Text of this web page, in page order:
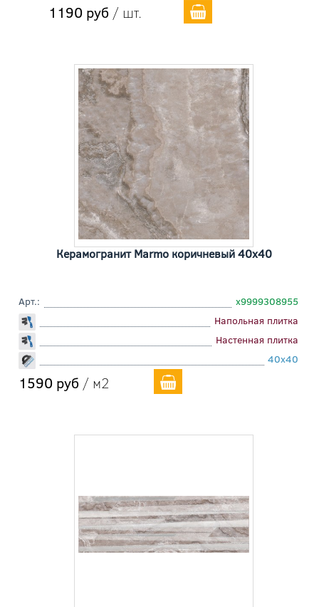
1190 руб / шт.
Керамогранит Marmo коричневый 40x40
Арт.:
х9999308955
Напольная плитка
Настенная плитка
40x40
1590 руб / м2